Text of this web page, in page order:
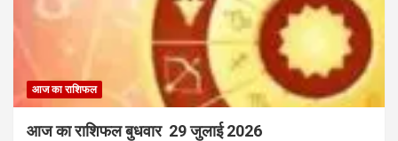
आज का राशिफल
आज का राशिफल बुधवार 29 जुलाई 2026